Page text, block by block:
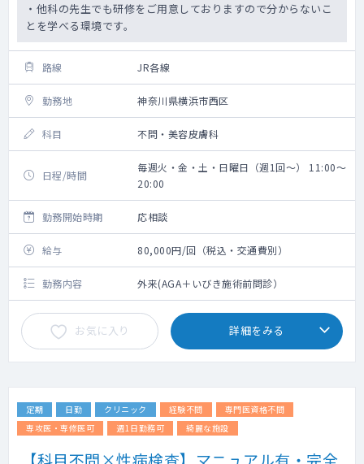
・他科の先生でも研修をご用意しておりますので分からないこ
とを学べる環境です。
路線 JR各線
勤務地 神奈川県横浜市西区
科目 不問・美容皮膚科
日程/時間
毎週火・金・土・日曜日（週1回～） 11:00～
20:00
勤務開始時期 応相談
給与 80,000円/回（税込・交通費別）
勤務内容 外来(AGA＋いびき施術前問診）
お気に入り 詳細をみる
定期 日勤 クリニック 経験不問
専門医資格不問
専攻医・専修医可
週1日勤務可 綺麗な施設
【科目不問×性病検査】マニュアル有・完全